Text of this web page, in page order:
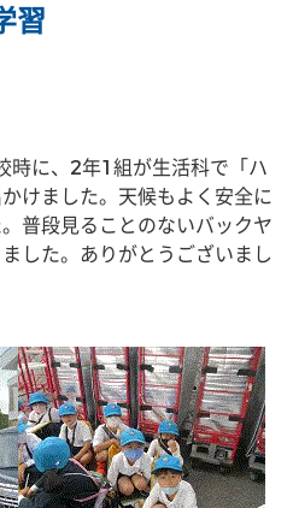
習
時に、2年1組が生活科で「ハ
けました。天候もよく安全に
普段見ることのないバックヤ
した。ありがとうございまし